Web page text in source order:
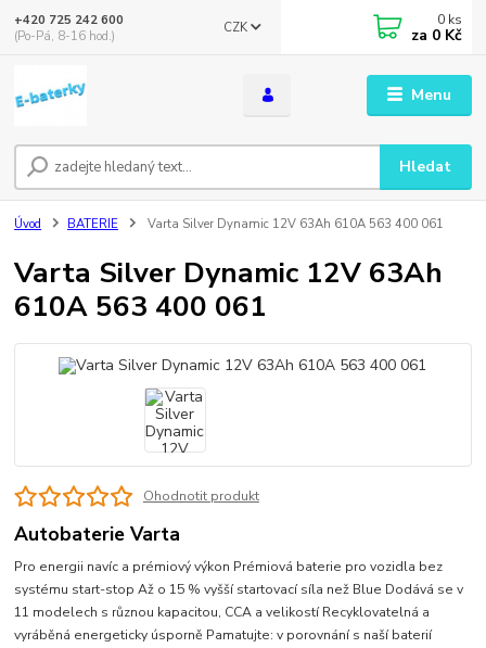
Menu
CZK
Hledat
+420 725 242 600
(Po-Pá, 8-16 hod.)
0 ks
za 0 Kč
Úvod BATERIE Varta Silver Dynamic 12V 63Ah 610A 563 400 061
Varta Silver Dynamic 12V 63Ah
610A 563 400 061
Ohodnotit produkt
Autobaterie Varta
Pro energii navíc a prémiový výkon Prémiová baterie pro vozidla bez
systému start-stop Až o 15 % vyšší startovací síla než Blue Dodává se v
11 modelech s různou kapacitou, CCA a velikostí Recyklovatelná a
vyráběná energeticky úsporně Pamatujte: v porovnání s naší baterií